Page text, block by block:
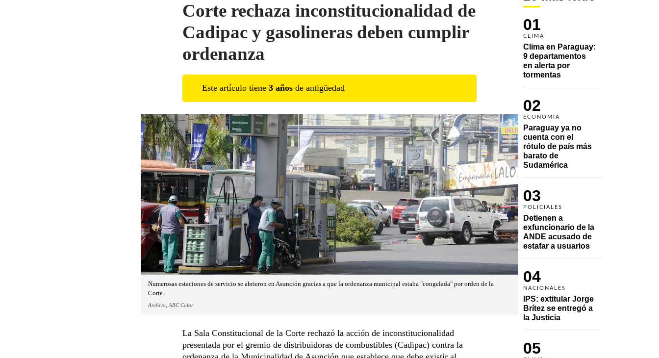
01
CLIMA
Clima en Paraguay:
9 departamentos
en alerta por
tormentas
02
ECONOMÍA
Paraguay ya no
cuenta con el
rótulo de país más
barato de
Sudamérica
03
POLICIALES
Detienen a
exfuncionario de la
ANDE acusado de
estafar a usuarios
04
NACIONALES
IPS: extitular Jorge
Brítez se entregó a
la Justicia
05
Corte rechaza inconstitucionalidad de
Cadipac y gasolineras deben cumplir
ordenanza
Este artículo tiene 3 años de antigüedad
Numerosas estaciones de servicio se abrieron en Asunción gracias a que la ordenanza municipal estaba "congelada" por orden de la
Corte.
Archivo, ABC Color
La Sala Constitucional de la Corte rechazó la acción de inconstitucionalidad
presentada por el gremio de distribuidoras de combustibles (Cadipac) contra la